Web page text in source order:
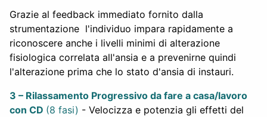
Grazie al feedback immediato fornito dalla
strumentazione l'individuo impara rapidamente a
riconoscere anche i livelli minimi di alterazione
fisiologica correlata all'ansia e a prevenirne quindi
l'alterazione prima che lo stato d'ansia di instauri.
3 – Rilassamento Progressivo da fare a casa/lavoro
con CD (8 fasi) - Velocizza e potenzia gli effetti del